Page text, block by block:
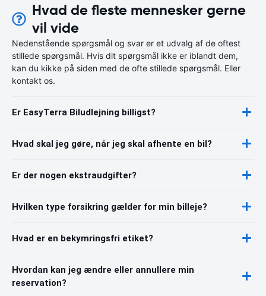
Hvad de fleste mennesker gerne
vil vide
Nedenstående spørgsmål og svar er et udvalg af de oftest
stillede spørgsmål. Hvis dit spørgsmål ikke er iblandt dem,
kan du kikke på siden med de ofte stillede spørgsmål. Eller
kontakt os.
Er EasyTerra Biludlejning billigst?
Hvad skal jeg gøre, når jeg skal afhente en bil?
Er der nogen ekstraudgifter?
Hvilken type forsikring gælder for min billeje?
Hvad er en bekymringsfri etiket?
Hvordan kan jeg ændre eller annullere min
reservation?